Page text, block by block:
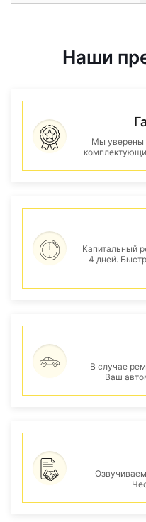
Наши
Мы уверены
Капитальный
4 дней.
В случае
Ваш